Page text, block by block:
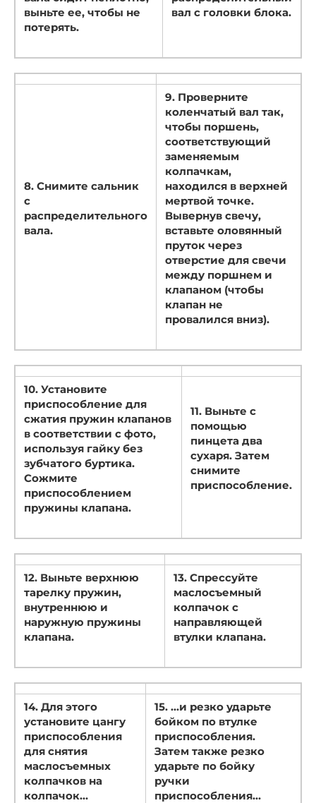
выньте ее, чтобы не
потерять.
вал с головки блока.
8. Снимите сальник
с
распределительного
вала.
9. Проверните
коленчатый вал так,
чтобы поршень,
соответствующий
заменяемым
колпачкам,
находился в верхней
мертвой точке.
Вывернув свечу,
вставьте оловянный
пруток через
отверстие для свечи
между поршнем и
клапаном (чтобы
клапан не
провалился вниз).
10. Установите
приспособление для
сжатия пружин клапанов
в соответствии с фото,
используя гайку без
зубчатого буртика.
Сожмите
приспособлением
пружины клапана.
11. Выньте с
помощью
пинцета два
сухаря. Затем
снимите
приспособление.
12. Выньте верхнюю
тарелку пружин,
внутреннюю и
наружную пружины
клапана.
13. Спрессуйте
маслосъемный
колпачок с
направляющей
втулки клапана.
14. Для этого
установите цангу
приспособления
для снятия
маслосъемных
колпачков на
колпачок…
15. …и резко ударьте
бойком по втулке
приспособления.
Затем также резко
ударьте по бойку
ручки
приспособления…